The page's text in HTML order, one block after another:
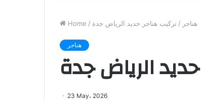
Home / هناجر / تركيب هناجر حديد الرياض جدة
هناجر
الرياض جدة
23 May، 2026